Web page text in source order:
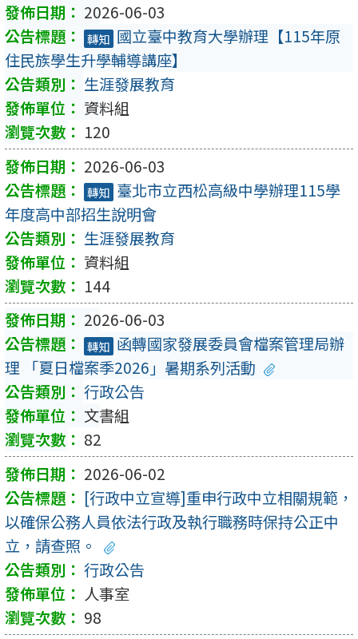
2026-06-03
轉知 國立臺中教育大學辦理【115年原
住民族學生升學輔導講座】
生涯發展教育
資料組
120
2026-06-03
轉知 臺北市立西松高級中學辦理115學
年度高中部招生說明會
生涯發展教育
資料組
144
2026-06-03
轉知 函轉國家發展委員會檔案管理局辦
理 「夏日檔案季2026」暑期系列活動
行政公告
文書組
82
2026-06-02
[行政中立宣導]重申行政中立相關規範，
以確保公務人員依法行政及執行職務時保持公正中
立，請查照。
行政公告
人事室
98